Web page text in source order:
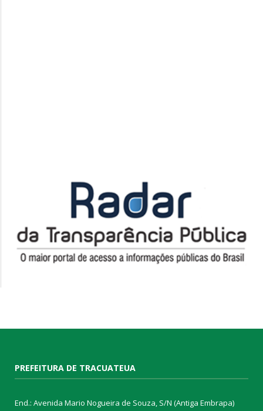
PREFEITURA DE TRACUATEUA
End.: Avenida Mario Nogueira de Souza, S/N (Antiga Embrapa)